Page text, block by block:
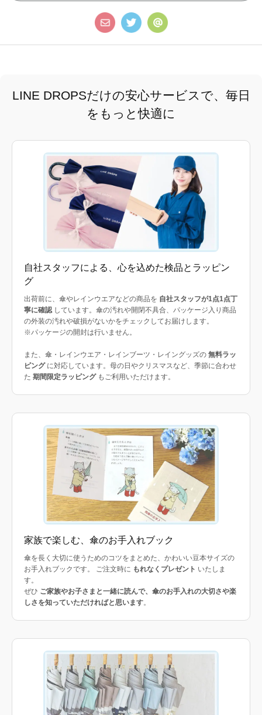
LINE DROPSだけの安心サービスで、毎日
をもっと快適に
自社スタッフによる、心を込めた検品とラッピン
グ
出荷前に、傘やレインウエアなどの商品を 自社スタッフが1点1点丁
寧に確認しています。傘の汚れや開閉不具合、パッケージ入り商品
の外装の汚れや破損がないかをチェックしてお届けします。
※パッケージの開封は行いません。
また、傘・レインウエア・レインブーツ・レイングッズの 無料ラッ
ピングに対応しています。母の日やクリスマスなど、季節に合わせ
た 期間限定ラッピングもご利用いただけます。
家族で楽しむ、傘のお手入れブック
傘を長く大切に使うためのコツをまとめた、かわいい豆本サイズの
お手入れブックです。 ご注文時に もれなくプレゼント いたしま
す。
ぜひ ご家族やお子さまと一緒に読んで、傘のお手入れの大切さや楽
しさを知っていただければと思います。